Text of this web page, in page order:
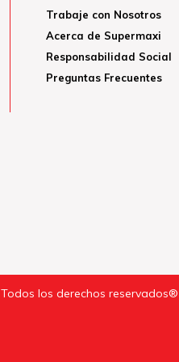
Trabaje con Nosotros
Acerca de Supermaxi
Responsabilidad Social
Preguntas Frecuentes
Todos los derechos reservados®